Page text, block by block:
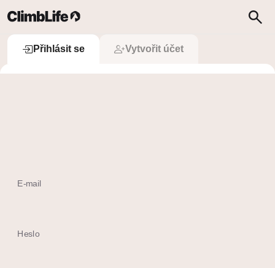
Vyhledávání
Přihlásit se
Přihlásit se Vytvořit účet
E-mail
Heslo
Upozornění